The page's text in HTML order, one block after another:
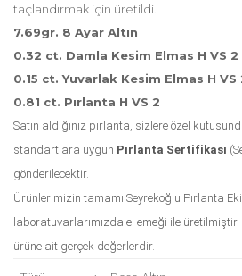
taçlandırmak için üretildi.
7.69gr. 8 Ayar Altın
0.32 ct. Damla Kesim Elmas H VS 2
0.15 ct. Yuvarlak Kesim Elmas H VS
0.81 ct. Pırlanta H VS 2
Satın aldığınız pırlanta, sizlere özel
standartlara uygun Pırlanta Sertifikası
gönderilecektir.
Ürünlerimizin tamamı Seyrekoğlu Pırlanta
laboratuvarlarımızda el emeği ile
ürüne ait gerçek değerlerdir.